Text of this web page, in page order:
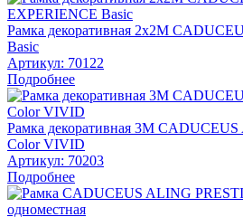
Рамка декоративная 2х2М
Basic
Артикул: 70122
Подробнее
Рамка декоративная 3М
Color VIVID
Артикул: 70203
Подробнее